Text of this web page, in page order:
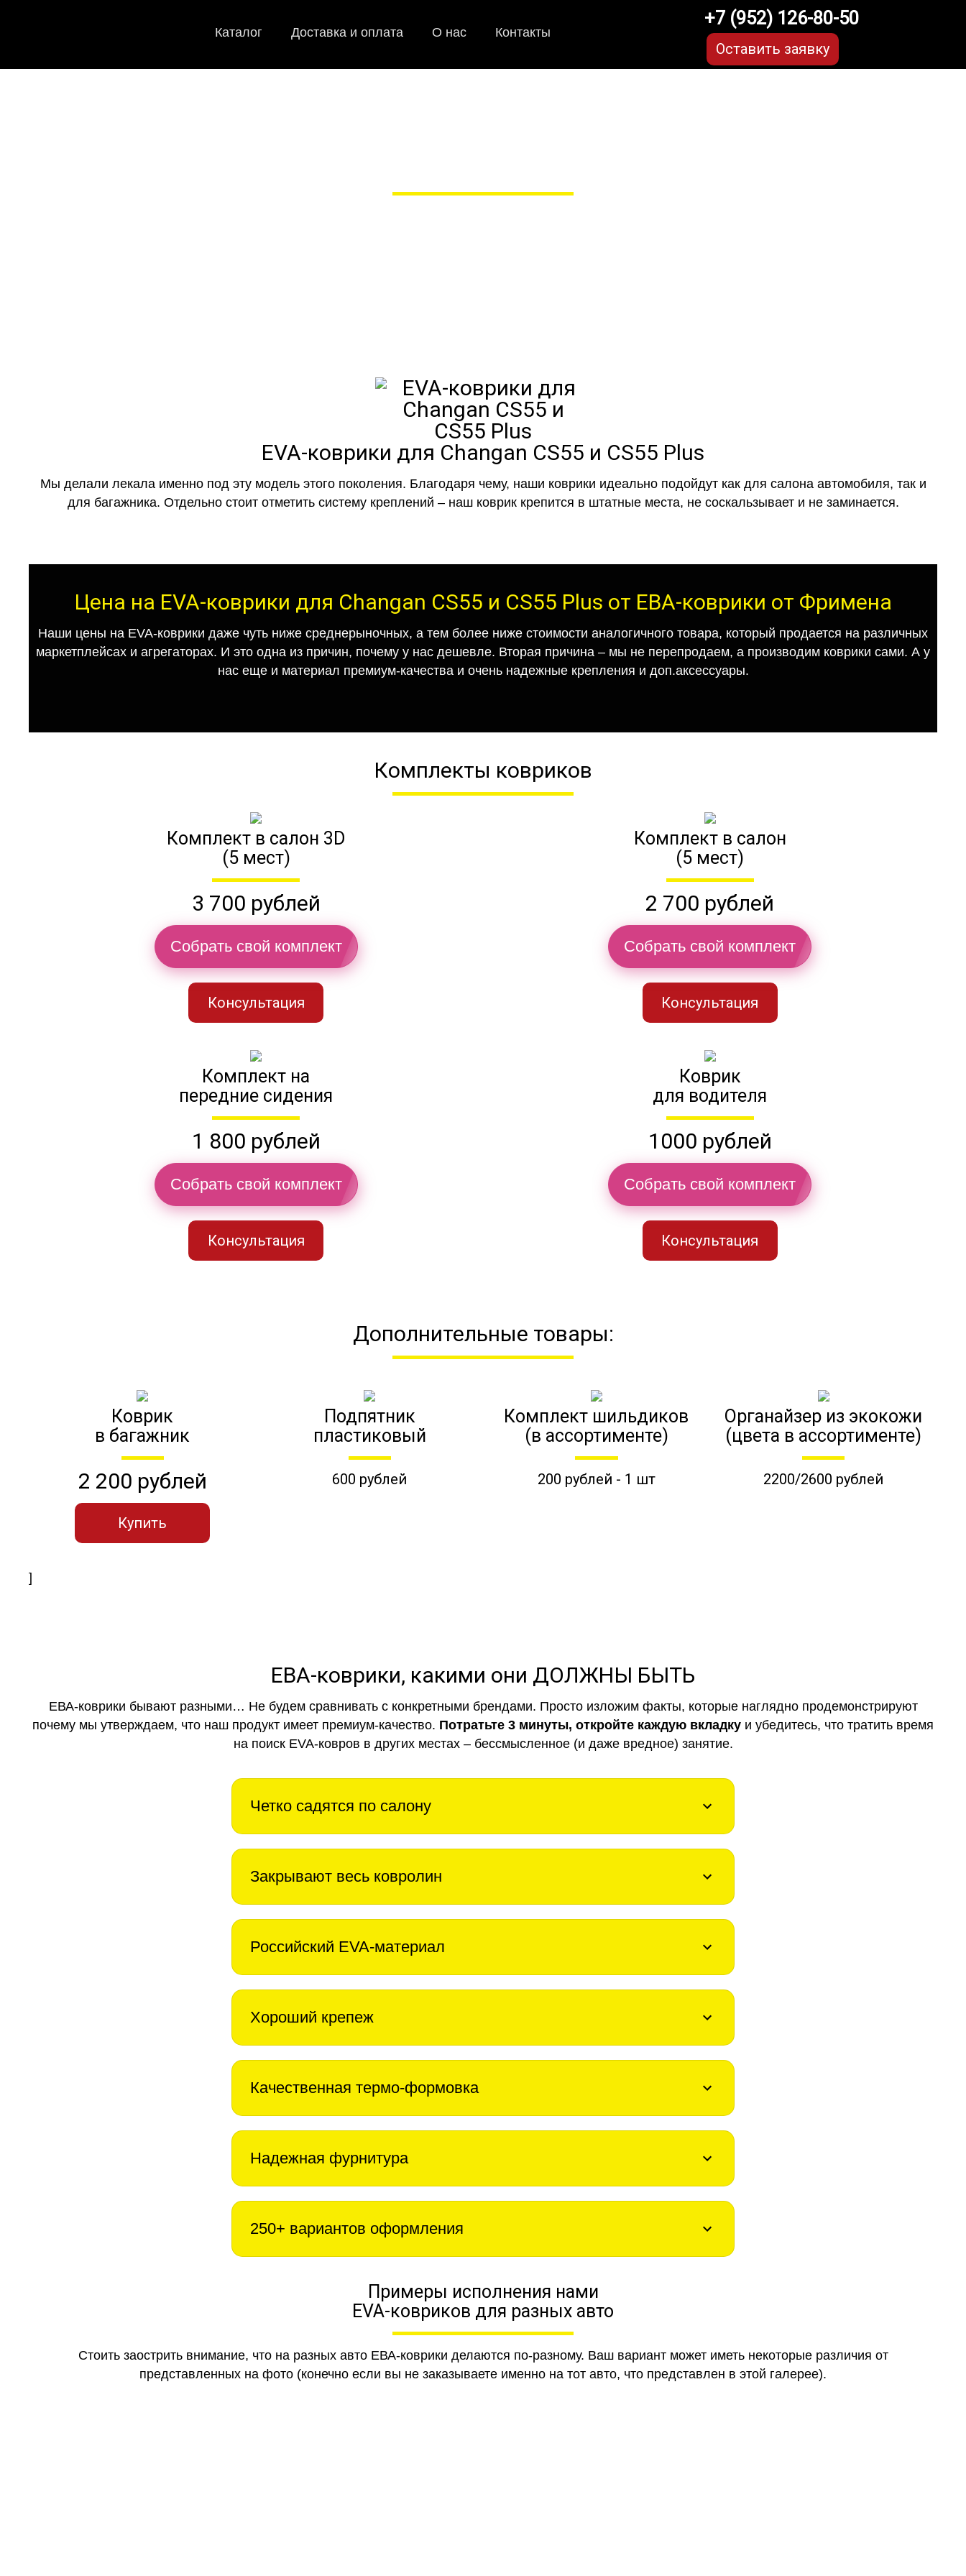
Каталог Доставка и оплата О нас Контакты
+7 (952) 126-80-50
Оставить заявку
EVA-коврики для Changan CS55 и CS55 Plus
Мы делали лекала именно под эту модель этого поколения. Благодаря чему, наши коврики идеально подойдут как для салона автомобиля, так и
для багажника. Отдельно стоит отметить систему креплений – наш коврик крепится в штатные места, не соскальзывает и не заминается.
Цена на EVA-коврики для Changan CS55 и CS55 Plus от ЕВА-коврики от Фримена
Наши цены на EVA-коврики даже чуть ниже среднерыночных, а тем более ниже стоимости аналогичного товара, который продается на различных
маркетплейсах и агрегаторах. И это одна из причин, почему у нас дешевле. Вторая причина – мы не перепродаем, а производим коврики сами. А у
нас еще и материал премиум-качества и очень надежные крепления и доп.аксессуары.
Комплекты ковриков
Комплект в салон 3D
(5 мест)
3 700 рублей
Собрать свой комплект
Консультация
Комплект в салон
(5 мест)
2 700 рублей
Собрать свой комплект
Консультация
Комплект на
передние сидения
1 800 рублей
Собрать свой комплект
Консультация
Коврик
для водителя
1000 рублей
Собрать свой комплект
Консультация
Дополнительные товары:
Коврик
в багажник
2 200 рублей
Купить
Подпятник
пластиковый
600 рублей
Комплект шильдиков
(в ассортименте)
200 рублей - 1 шт
Органайзер из экокожи
(цвета в ассортименте)
2200/2600 рублей
]
ЕВА-коврики, какими они ДОЛЖНЫ БЫТЬ
ЕВА-коврики бывают разными… Не будем сравнивать с конкретными брендами. Просто изложим факты, которые наглядно продемонстрируют
почему мы утверждаем, что наш продукт имеет премиум-качество. Потратьте 3 минуты, откройте каждую вкладку и убедитесь, что тратить время
на поиск EVA-ковров в других местах – бессмысленное (и даже вредное) занятие.
Четко садятся по салону
Закрывают весь ковролин
Российский EVA-материал
Хороший крепеж
Качественная термо-формовка
Надежная фурнитура
250+ вариантов оформления
Примеры исполнения нами
EVA-ковриков для разных авто
Стоить заострить внимание, что на разных авто ЕВА-коврики делаются по-разному. Ваш вариант может иметь некоторые различия от
представленных на фото (конечно если вы не заказываете именно на тот авто, что представлен в этой галерее).